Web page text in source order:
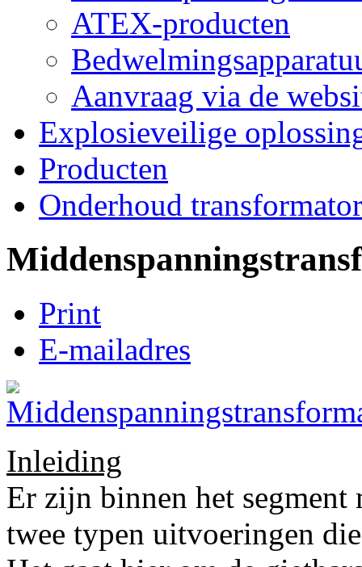
ATEX-producten
Aanvraag via de
Explosieveilige
Producten
Onderhoud
Print
E-mailadres
Inleiding
Er zijn binnen het segment
twee typen uitvoeringen